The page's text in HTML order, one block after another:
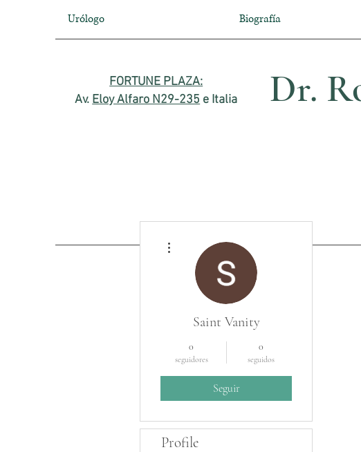
Urólogo Biografía
FORTUNE PLAZA:
Av. Eloy Alfaro N29-235 e Italia Dr.
Saint Vanity
0
seguidores
0
seguidos
Seguir
Profile